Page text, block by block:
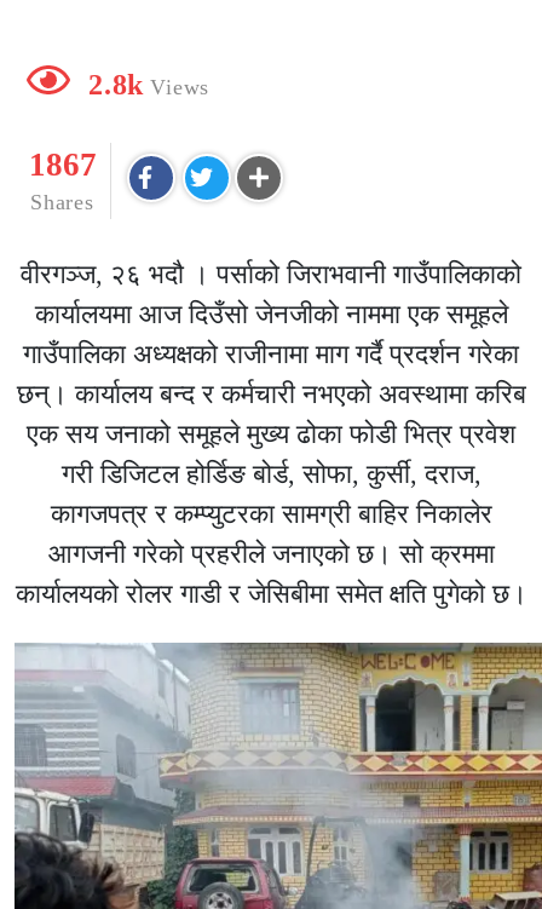
2.8k Views
1867
Shares
वीरगञ्ज, २६ भदौ । पर्साको जिराभवानी गाउँपालिकाको
कार्यालयमा आज दिउँसो जेनजीको नाममा एक समूहले
गाउँपालिका अध्यक्षको राजीनामा माग गर्दै प्रदर्शन गरेका
छन्। कार्यालय बन्द र कर्मचारी नभएको अवस्थामा करिब
एक सय जनाको समूहले मुख्य ढोका फोडी भित्र प्रवेश
गरी डिजिटल होर्डिङ बोर्ड, सोफा, कुर्सी, दराज,
कागजपत्र र कम्प्युटरका सामग्री बाहिर निकालेर
आगजनी गरेको प्रहरीले जनाएको छ। सो क्रममा
कार्यालयको रोलर गाडी र जेसिबीमा समेत क्षति पुगेको छ।